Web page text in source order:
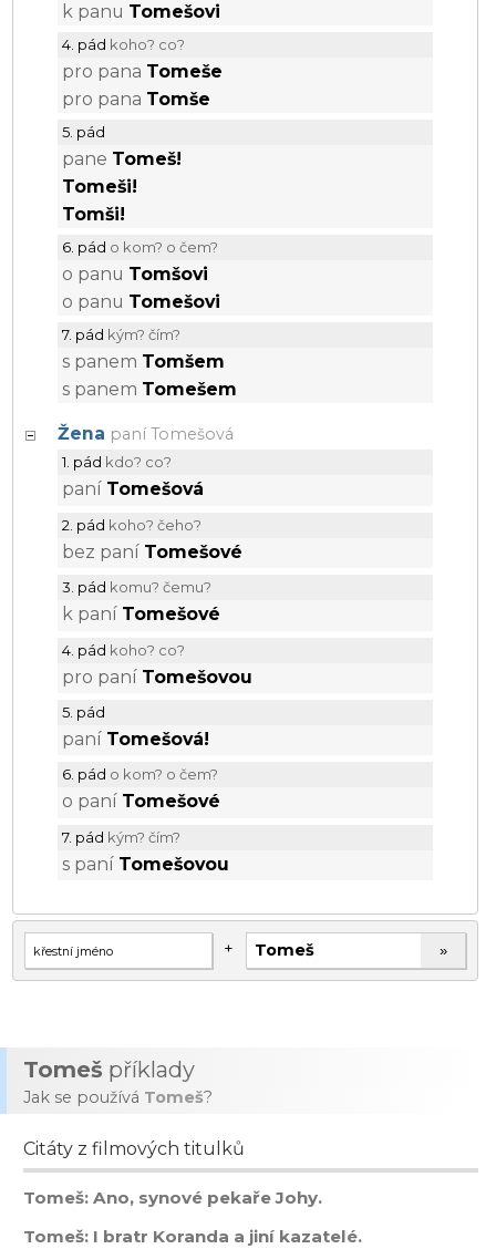
k panu Tomešovi
4. pád koho? co?
pro pana Tomeše
pro pana Tomše
5. pád
pane Tomeš!
Tomeši!
Tomši!
6. pád o kom? o čem?
o panu Tomšovi
o panu Tomešovi
7. pád kým? čím?
s panem Tomšem
s panem Tomešem
Žena paníTomešová
1. pád kdo? co?
paní Tomešová
2. pád koho? čeho?
bez paní Tomešové
3. pád komu? čemu?
k paní Tomešové
4. pád koho? co?
pro paní Tomešovou
5. pád
paní Tomešová!
6. pád o kom? o čem?
o paní Tomešové
7. pád kým? čím?
s paní Tomešovou
+ »
Tomeš příklady
Jak se používá Tomeš?
Citáty z filmových titulků
Tomeš: Ano, synové pekaře Johy.
Tomeš: I bratr Koranda a jiní kazatelé.